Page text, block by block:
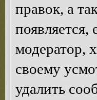
правок, а
модератор,
своему
удалить